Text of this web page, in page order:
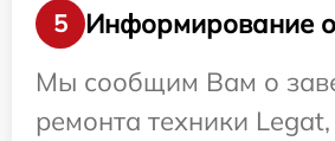
5
Информирование о
Мы сообщим Вам о
ремонта техники